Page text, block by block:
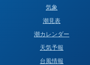
気象
潮見表
潮カレンダー
天気予報
台風情報